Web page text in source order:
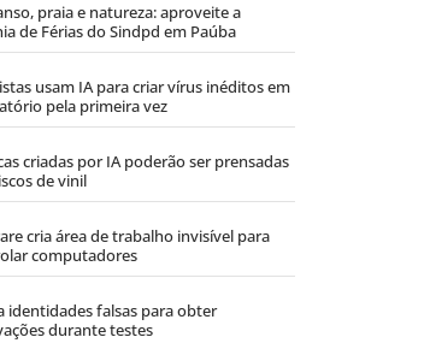
praia e natureza: aproveite a
de Férias do Sindpd em Paúba
usam IA para criar vírus inéditos em
pela primeira vez
criadas por IA poderão ser prensadas
de vinil
cria área de trabalho invisível para
computadores
identidades falsas para obter
durante testes